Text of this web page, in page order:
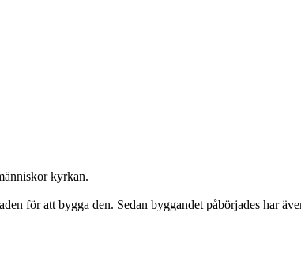
kyrkan.
för att bygga den. Sedan byggandet påbörjades har